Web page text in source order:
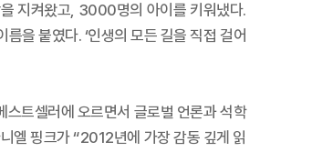
지켜왔고, 3000명의 아이를 키워냈다.
을 붙였다. ‘인생의 모든 길을 직접 걸어
스트셀러에 오르면서 글로벌 언론과 석학
니엘 핑크가 “2012년에 가장 감동 깊게 읽